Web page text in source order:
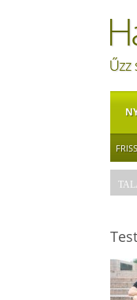
FRISS